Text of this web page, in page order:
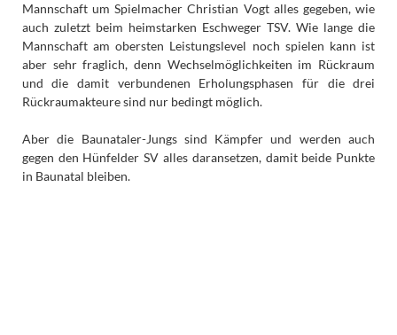
Mannschaft um Spielmacher Christian Vogt alles gegeben, wie
auch zuletzt beim heimstarken Eschweger TSV. Wie lange die
Mannschaft am obersten Leistungslevel noch spielen kann ist
aber sehr fraglich, denn Wechselmöglichkeiten im Rückraum
und die damit verbundenen Erholungsphasen für die drei
Rückraumakteure sind nur bedingt möglich.
Aber die Baunataler-Jungs sind Kämpfer und werden auch
gegen den Hünfelder SV alles daransetzen, damit beide Punkte
in Baunatal bleiben.